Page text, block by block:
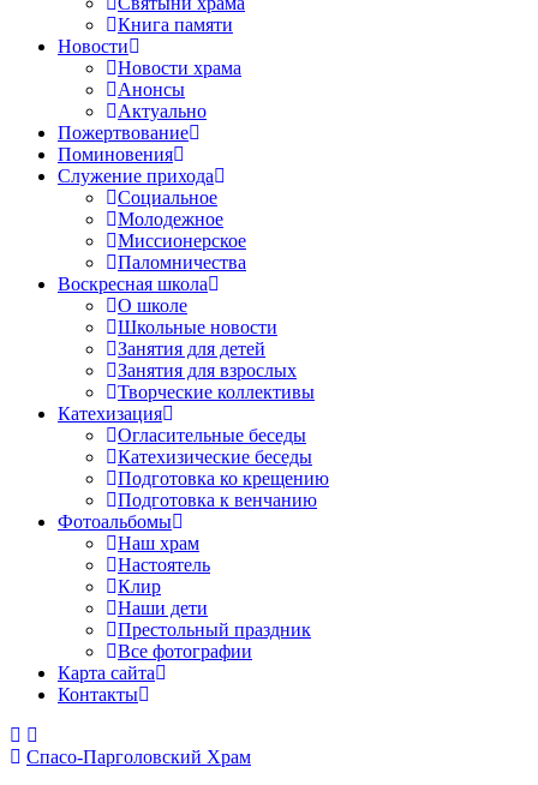
Книга памяти
Новости
Новости храма
Анонсы
Актуально
Пожертвование
Поминовения
Служение прихода
Социальное
Молодежное
Миссионерское
Паломничества
Воскресная школа
О школе
Школьные новости
Занятия для детей
Занятия для взрослых
Творческие коллективы
Катехизация
Огласительные беседы
Катехизические беседы
Подготовка ко крещению
Подготовка к венчанию
Фотоальбомы
Наш храм
Настоятель
Клир
Наши дети
Престольный праздник
Все фотографии
Карта сайта
Контакты
Спасо-Парголовский Храм